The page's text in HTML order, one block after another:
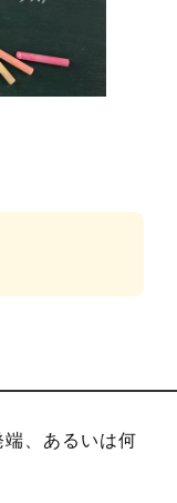
、あるいは何